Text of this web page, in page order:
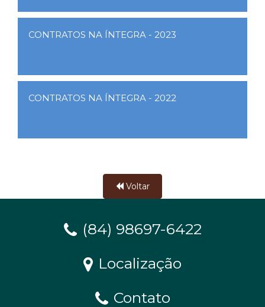
CONTRATOS NA ÍNTEGRA - 2023
CONTRATOS NA ÍNTEGRA - 2022
Voltar
(84) 98697-6422
Localização
Contato